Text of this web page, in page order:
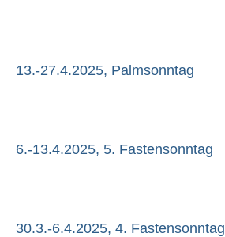
13.-27.4.2025, Palmsonntag
6.-13.4.2025, 5. Fastensonntag
30.3.-6.4.2025, 4. Fastensonntag